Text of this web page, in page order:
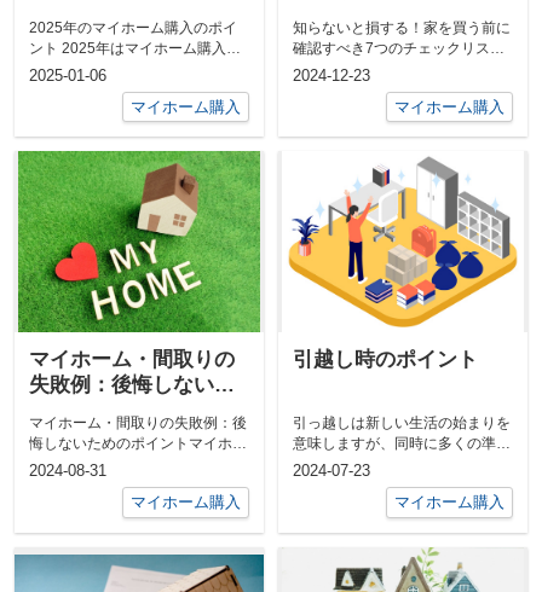
2025年のマイホーム購入のポイ
ント 2025年はマイホーム購入を
検討している方にとって、重要な
2025-01-06
マイホーム購入
知らないと損する！家を買う前に
確認すべき7つのチェックリスト
家を購入するのは人生の大きな決
2024-12-23
マイホーム購入
マイホーム・間取りの
失敗例：後悔しないた
マイホーム・間取りの失敗例：後
悔しないためのポイントマイホー
ムを建てる際に、多くの人が夢見
2024-08-31
マイホーム購入
引越し時のポイント
引っ越しは新しい生活の始まりを
意味しますが、同時に多くの準備
と計画が必要です。引っ越しをス
2024-07-23
マイホーム購入